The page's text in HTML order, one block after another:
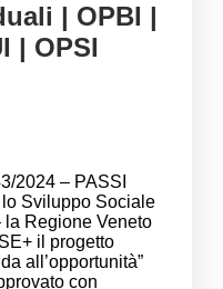
| OPBI |
| OPSI
2024 – PASSI
Sviluppo Sociale
la Regione Veneto
il progetto
all’opportunità”
con